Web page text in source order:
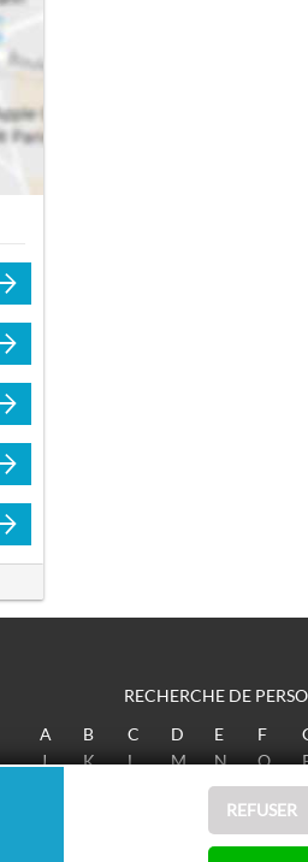
RECHERCHE DE
A
B C D E F
J
K L M N O
W X
REFUSER